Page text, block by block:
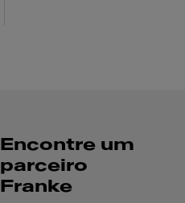
Encontre um
parceiro
Franke